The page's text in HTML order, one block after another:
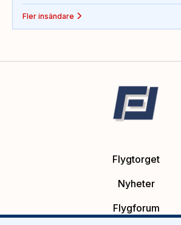
Fler insändare
Flygtorget
Nyheter
Flygforum